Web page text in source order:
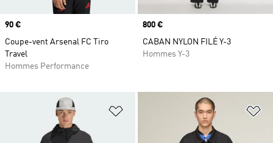
Prix
90 €
Coupe-vent Arsenal FC Tiro
Travel
Hommes Performance
Prix
800 €
CABAN NYLON FILÉ Y-3
Hommes Y-3
Ajouter à la Liste de produits